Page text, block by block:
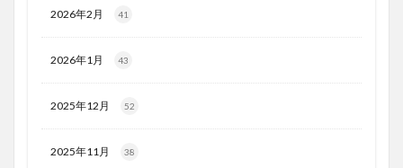
2026年2月 41
2026年1月 43
2025年12月 52
2025年11月 38